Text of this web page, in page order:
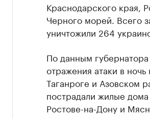
Краснодарского края,
Черного морей. Всего
уничтожили 264
По данным
отражения атаки в
Таганроге и Азовском
пострадали жилые дома
Ростове-на-Дону и